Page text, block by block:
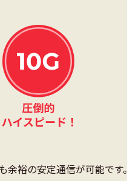
裕の安定通信が可能です。